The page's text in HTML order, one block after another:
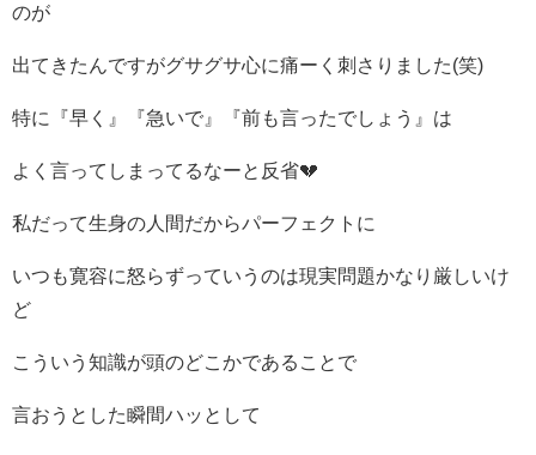
のが
出てきたんですがグサグサ心に痛ーく刺さりました(笑)
特に『早く』『急いで』『前も言ったでしょう』は
よく言ってしまってるなーと反省💔
私だって生身の人間だからパーフェクトに
いつも寛容に怒らずっていうのは現実問題かなり厳しいけ
ど
こういう知識が頭のどこかであることで
言おうとした瞬間ハッとして